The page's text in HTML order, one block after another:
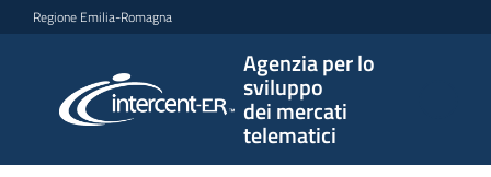
Vai al contenuto
Vai alla navigazione
Vai al footer
Regione Emilia-Romagna
Agenzia per lo
sviluppo
dei mercati
telematici
per lo
sviluppo